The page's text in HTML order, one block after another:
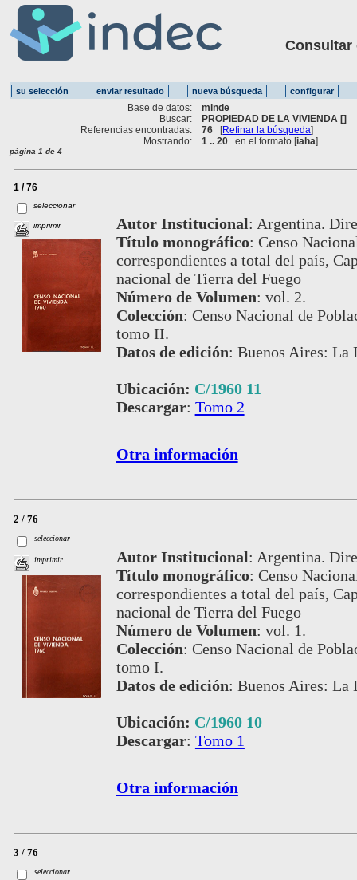
Consultar
Base de datos:
minde
Buscar:
PROPIEDAD DE LA VIVIENDA []
Referencias encontradas:
76 [Refinar la búsqueda]
Mostrando:
1 .. 20 en el formato [iaha]
página 1 de 4
1 / 76
seleccionar
imprimir Autor Institucional: Argentina.
Título monográfico: Censo
correspondientes a total del país,
nacional de Tierra del Fuego
Número de Volumen: vol. 2.
Colección: Censo Nacional de
tomo II.
Datos de edición: Buenos Aires: La
Ubicación: C/1960 11
Descargar: Tomo 2
Otra información
2 / 76
seleccionar
imprimir Autor Institucional: Argentina.
Título monográfico: Censo
correspondientes a total del país,
nacional de Tierra del Fuego
Número de Volumen: vol. 1.
Colección: Censo Nacional de
tomo I.
Datos de edición: Buenos Aires: La
Ubicación: C/1960 10
Descargar: Tomo 1
Otra información
3 / 76
seleccionar